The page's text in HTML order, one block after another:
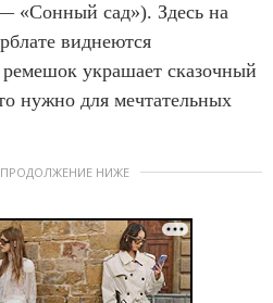
«Сонный сад»). Здесь на
виднеются
украшает сказочный
нужно для мечтательных
ПРОДОЛЖЕНИЕ НИЖЕ